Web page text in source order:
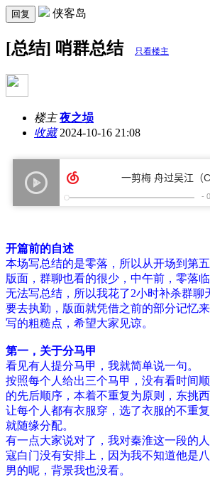
回复 侠客岛
[总结] 哨群总结 只看楼主
楼主 夜之埙
收藏2024-10-16 21:08
开篇前的自述
本场写总结的是零落，所以从开场到第
版面，群聊也看的很少，中午前，零落
无法写总结，所以我花了2小时补杀群聊
要去执勤，版面就凭借之前的部分记忆
写的粗糙点，希望大家见谅。
第一，关于分马甲
看见有人提分马甲，我就简单说一句。
按照每个人给出三个马甲，没有看时间
的先后顺序，本着不重复为原则，东挑
让每个人都有衣服穿，选了衣服的不重
就随缘分配。
有一点大家说对了，我对秦淮这一段的
寇白门没有安排上，因为我不知道他是
男的呢，背景我也没看。